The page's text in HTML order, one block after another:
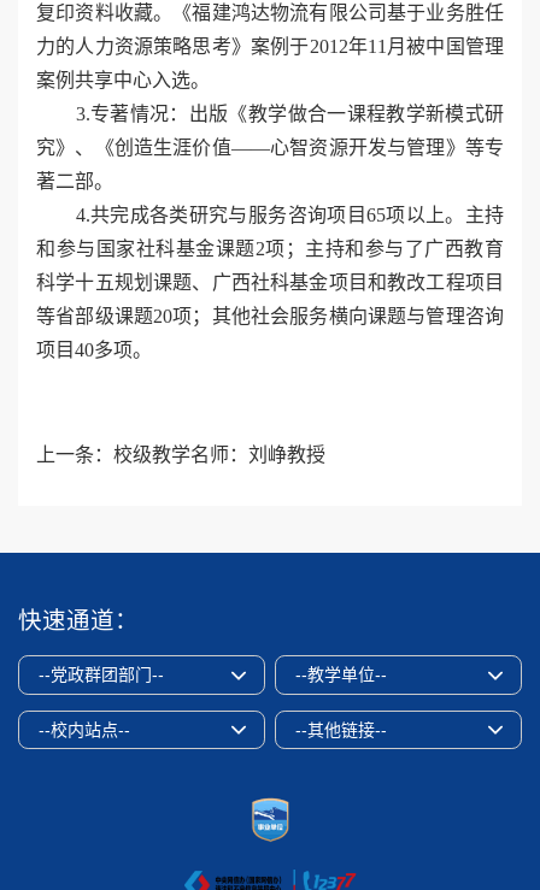
复印资料收藏。《福建鸿达物流有限公司基于业务胜任
力的人力资源策略思考》案例于2012年11月被中国管理
案例共享中心入选。
3.专著情况：出版《教学做合一课程教学新模式研
究》、《创造生涯价值——心智资源开发与管理》等专
著二部。
4.共完成各类研究与服务咨询项目65项以上。主持
和参与国家社科基金课题2项；主持和参与了广西教育
科学十五规划课题、广西社科基金项目和教改工程项目
等省部级课题20项；其他社会服务横向课题与管理咨询
项目40多项。
上一条： 校级教学名师：刘峥教授
快速通道：
--党政群团部门-- --教学单位--
--校内站点-- --其他链接--